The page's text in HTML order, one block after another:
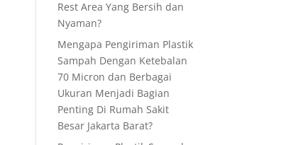
Rest Area Yang Bersih dan
Nyaman?
Mengapa Pengiriman Plastik
Sampah Dengan Ketebalan
70 Micron dan Berbagai
Ukuran Menjadi Bagian
Penting Di Rumah Sakit
Besar Jakarta Barat?